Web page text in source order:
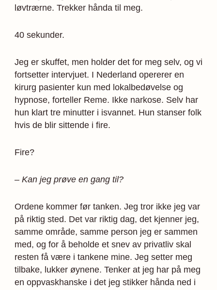
løvtrærne. Trekker hånda til meg.
40 sekunder.
Jeg er skuffet, men holder det for meg selv, og vi
fortsetter intervjuet. I Nederland opererer en
kirurg pasienter kun med lokalbedøvelse og
hypnose, forteller Reme. Ikke narkose. Selv har
hun klart tre minutter i isvannet. Hun stanser folk
hvis de blir sittende i fire.
Fire?
– Kan jeg prøve en gang til?
Ordene kommer før tanken. Jeg tror ikke jeg var
på riktig sted. Det var riktig dag, det kjenner jeg,
samme område, samme person jeg er sammen
med, og for å beholde et snev av privatliv skal
resten få være i tankene mine. Jeg setter meg
tilbake, lukker øynene. Tenker at jeg har på meg
en oppvaskhanske i det jeg stikker hånda ned i